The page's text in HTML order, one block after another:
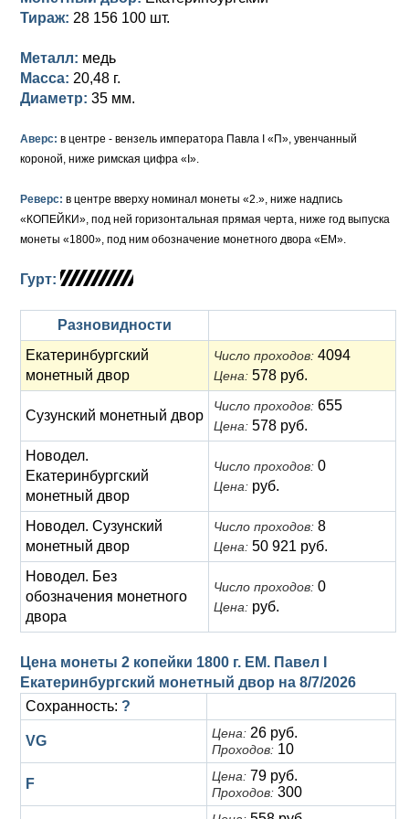
Для Польши
Памятные и донативные
Для Польши
Сибирские монеты
Для Молдавии и Валахии
Елизавета I (1741-1762)
Серебро
Медь
Ливонезы
Иоанн Антонович (1740-1741)
Анна Иоанновна (1730-1740)
Петр II (1727-1730)
Петр I (1682-1725)
Медь
Для Речи Посполитой
Тираж: 28 156 100 шт.
Металл: медь
Масса: 20,48 г.
Диаметр: 35 мм.
Аверс: в центре - вензель императора Павла I «П», увенчанный
короной, ниже римская цифра «I».
Реверс: в центре вверху номинал монеты «2.», ниже надпись
«КОПЕЙКИ», под ней горизонтальная прямая черта, ниже год выпуска
монеты «1800», под ним обозначение монетного двора «ЕМ».
Гурт:
Разновидности
Екатеринбургский
монетный двор
Число проходов: 4094
Цена: 578 руб.
Сузунский монетный двор
Число проходов: 655
Цена: 578 руб.
Новодел.
Екатеринбургский
монетный двор
Число проходов: 0
Цена: руб.
Новодел. Сузунский
монетный двор
Число проходов: 8
Цена: 50 921 руб.
Новодел. Без
обозначения монетного
двора
Число проходов: 0
Цена: руб.
Цена монеты 2 копейки 1800 г. ЕМ. Павел I
Екатеринбургский монетный двор на 8/7/2026
Сохранность: ?
VG Цена: 26 руб.
Проходов: 10
F Цена: 79 руб.
Проходов: 300